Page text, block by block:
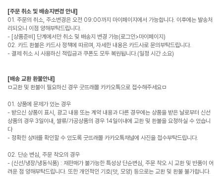
[주문 취소 및 배송지변경 안내]
01. 주문의 취소, 주소변경은 오전 09:00까지 마이페이지에서 가능합니다. 이후에는 발송처
리되오니 이점 양해부탁드립니다.
- [상품준비] 단계에서만 취소 및 배송지 변경 가능(로그인>마이페이지)
02. 카드 환불은 카드사 정책에 따르며, 자세한 내용은 카드사로 문의부탁드립니다.
- 결제 취소 시 사용하신 적립금과 쿠폰도 모두 복원됩니다.(일정 시간 소요)
[배송 교환 환불안내]
ㅁ교환 및 환불이 필요하신 경우 굿뜨래몰 카카오톡으로 접수해주세요ㅁ
01. 상품에 문제가 있는 경우
- 받으신 상품이 표시, 광고 내용 또는 계약 내용과 다른 경우에는 상품을 받은 날로부터 신선
상품의 경우 3일이내, 쌀류/가공상품의 경우 14일이내에 교환 및 환불을 요청하실 수 있습니
다
- 정확한 상태를 확인할 수 있도록 굿뜨래몰 카카오톡채널에 사진을 접수부탁드립니다.
02. 단순 변심, 주문 착오의 경우
- (신선/냉장/냉동식품) : 재판매가 불가능한 특성상 단순변심, 주문 착오 시 교환 및 반품이 어
려운 점 양해부탁드립니다. 또한 개인적인 기호(맛, 모양) 등으로는 교환 및 환불 불가합니다.